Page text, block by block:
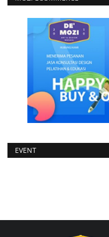
EVENT